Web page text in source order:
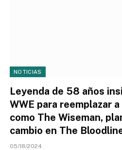
NOTICIAS
Leyenda de 58 años
WWE para reemplazar
como The Wiseman,
cambio en The
05/18/2024